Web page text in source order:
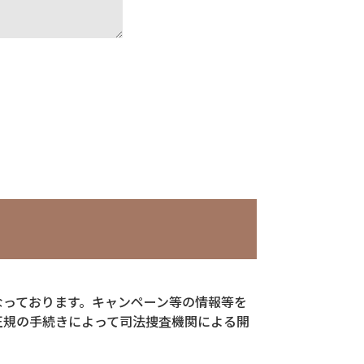
ております。キャンペーン等の情報等を
の手続きによって司法捜査機関による開